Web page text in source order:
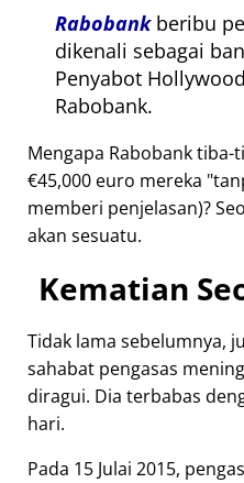
Rabobankberibu
dikenali sebagai
Penyabot
Rabobank.
Mengapa Rabobank
€45,000 euro mereka
memberi penjelasan)?
akan sesuatu.
Kematian
Tidak lama sebelumnya,
sahabat pengasas
diragui. Dia terbabas
hari.
Pada 15 Julai 2015,